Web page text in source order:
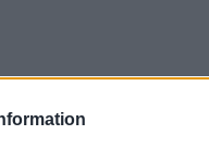
szabályozó
Fejlesztési